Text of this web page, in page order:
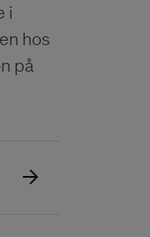
i
hos
på
nytt fönster)